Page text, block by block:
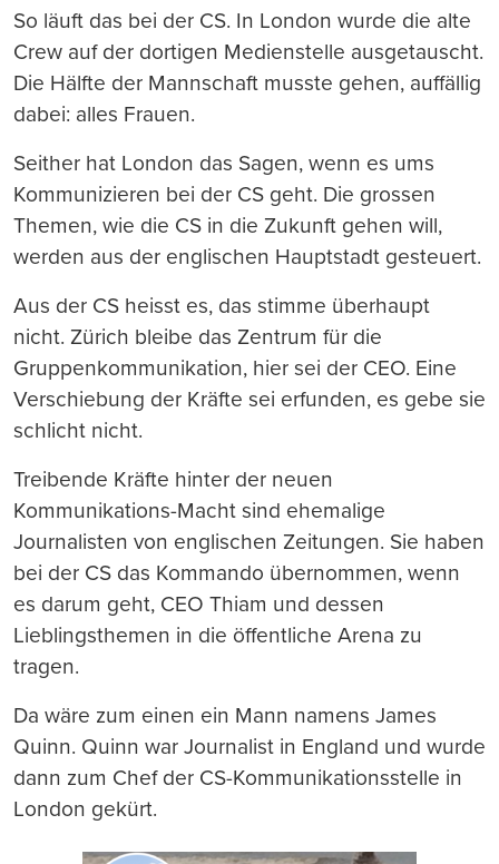
So läuft das bei der CS. In London wurde die alte
Crew auf der dortigen Medienstelle ausgetauscht.
Die Hälfte der Mannschaft musste gehen, auffällig
dabei: alles Frauen.
Seither hat London das Sagen, wenn es ums
Kommunizieren bei der CS geht. Die grossen
Themen, wie die CS in die Zukunft gehen will,
werden aus der englischen Hauptstadt gesteuert.
Aus der CS heisst es, das stimme überhaupt
nicht. Zürich bleibe das Zentrum für die
Gruppenkommunikation, hier sei der CEO. Eine
Verschiebung der Kräfte sei erfunden, es gebe sie
schlicht nicht.
Treibende Kräfte hinter der neuen
Kommunikations-Macht sind ehemalige
Journalisten von englischen Zeitungen. Sie haben
bei der CS das Kommando übernommen, wenn
es darum geht, CEO Thiam und dessen
Lieblingsthemen in die öffentliche Arena zu
tragen.
Da wäre zum einen ein Mann namens James
Quinn. Quinn war Journalist in England und wurde
dann zum Chef der CS-Kommunikationsstelle in
London gekürt.